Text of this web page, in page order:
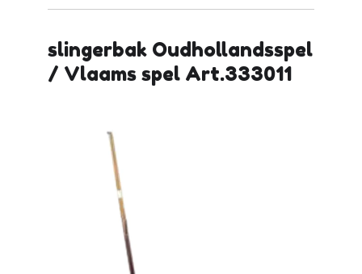
slingerbak Oudhollandsspel
/ Vlaams spel Art.333011